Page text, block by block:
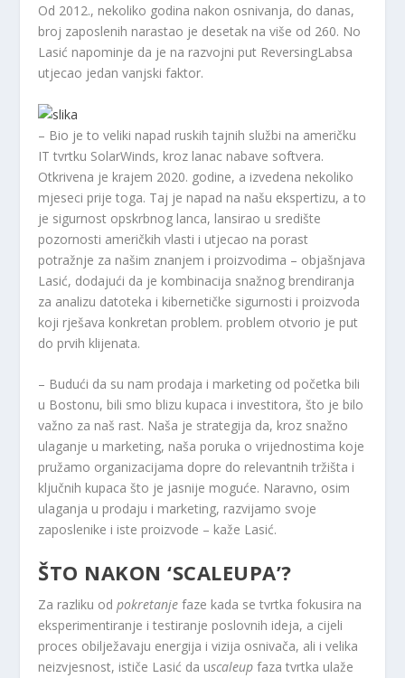
Od 2012., nekoliko godina nakon osnivanja, do danas,
broj zaposlenih narastao je desetak na više od 260. No
Lasić napominje da je na razvojni put ReversingLabsa
utjecao jedan vanjski faktor.
– Bio je to veliki napad ruskih tajnih službi na američku
IT tvrtku SolarWinds, kroz lanac nabave softvera.
Otkrivena je krajem 2020. godine, a izvedena nekoliko
mjeseci prije toga. Taj je napad na našu ekspertizu, a to
je sigurnost opskrbnog lanca, lansirao u središte
pozornosti američkih vlasti i utjecao na porast
potražnje za našim znanjem i proizvodima – objašnjava
Lasić, dodajući da je kombinacija snažnog brendiranja
za analizu datoteka i kibernetičke sigurnosti i proizvoda
koji rješava konkretan problem. problem otvorio je put
do prvih klijenata.
– Budući da su nam prodaja i marketing od početka bili
u Bostonu, bili smo blizu kupaca i investitora, što je bilo
važno za naš rast. Naša je strategija da, kroz snažno
ulaganje u marketing, naša poruka o vrijednostima koje
pružamo organizacijama dopre do relevantnih tržišta i
ključnih kupaca što je jasnije moguće. Naravno, osim
ulaganja u prodaju i marketing, razvijamo svoje
zaposlenike i iste proizvode – kaže Lasić.
ŠTO NAKON ‘SCALEUPA’?
Za razliku odpokretanje faze kada se tvrtka fokusira na
eksperimentiranje i testiranje poslovnih ideja, a cijeli
proces obilježavaju energija i vizija osnivača, ali i velika
neizvjesnost, ističe Lasić da uscaleupfaza tvrtka ulaže